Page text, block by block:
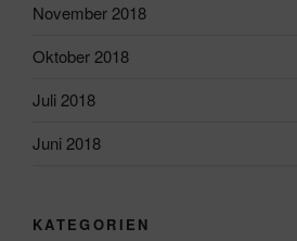
November 2018
Oktober 2018
Juli 2018
Juni 2018
KATEGORIEN